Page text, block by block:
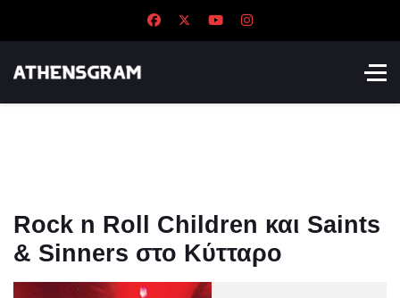
Rock n Roll Children και Saints
& Sinners στο Κύτταρο